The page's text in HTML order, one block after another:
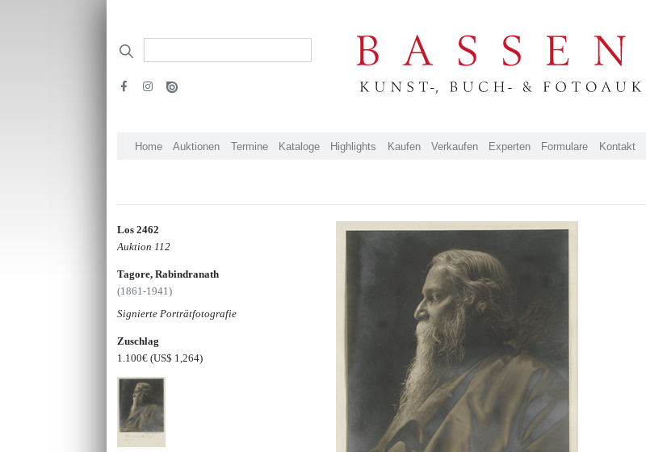
Home Auktionen Termine Kataloge Highlights Kaufen Verkaufen Experten Formulare Kontakt
Los 2462
Auktion 112
Tagore, Rabindranath
(1861-1941)
Signierte Porträtfotografie
Zuschlag
1.100€(US$ 1,264)